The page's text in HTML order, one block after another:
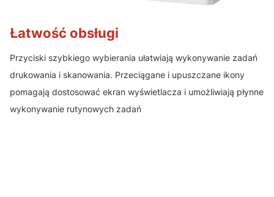
Łatwość obsługi
Przyciski szybkiego wybierania ułatwiają wykonywanie zadań
drukowania i skanowania. Przeciągane i upuszczane ikony
pomagają dostosować ekran wyświetlacza i umożliwiają płynne
wykonywanie rutynowych zadań